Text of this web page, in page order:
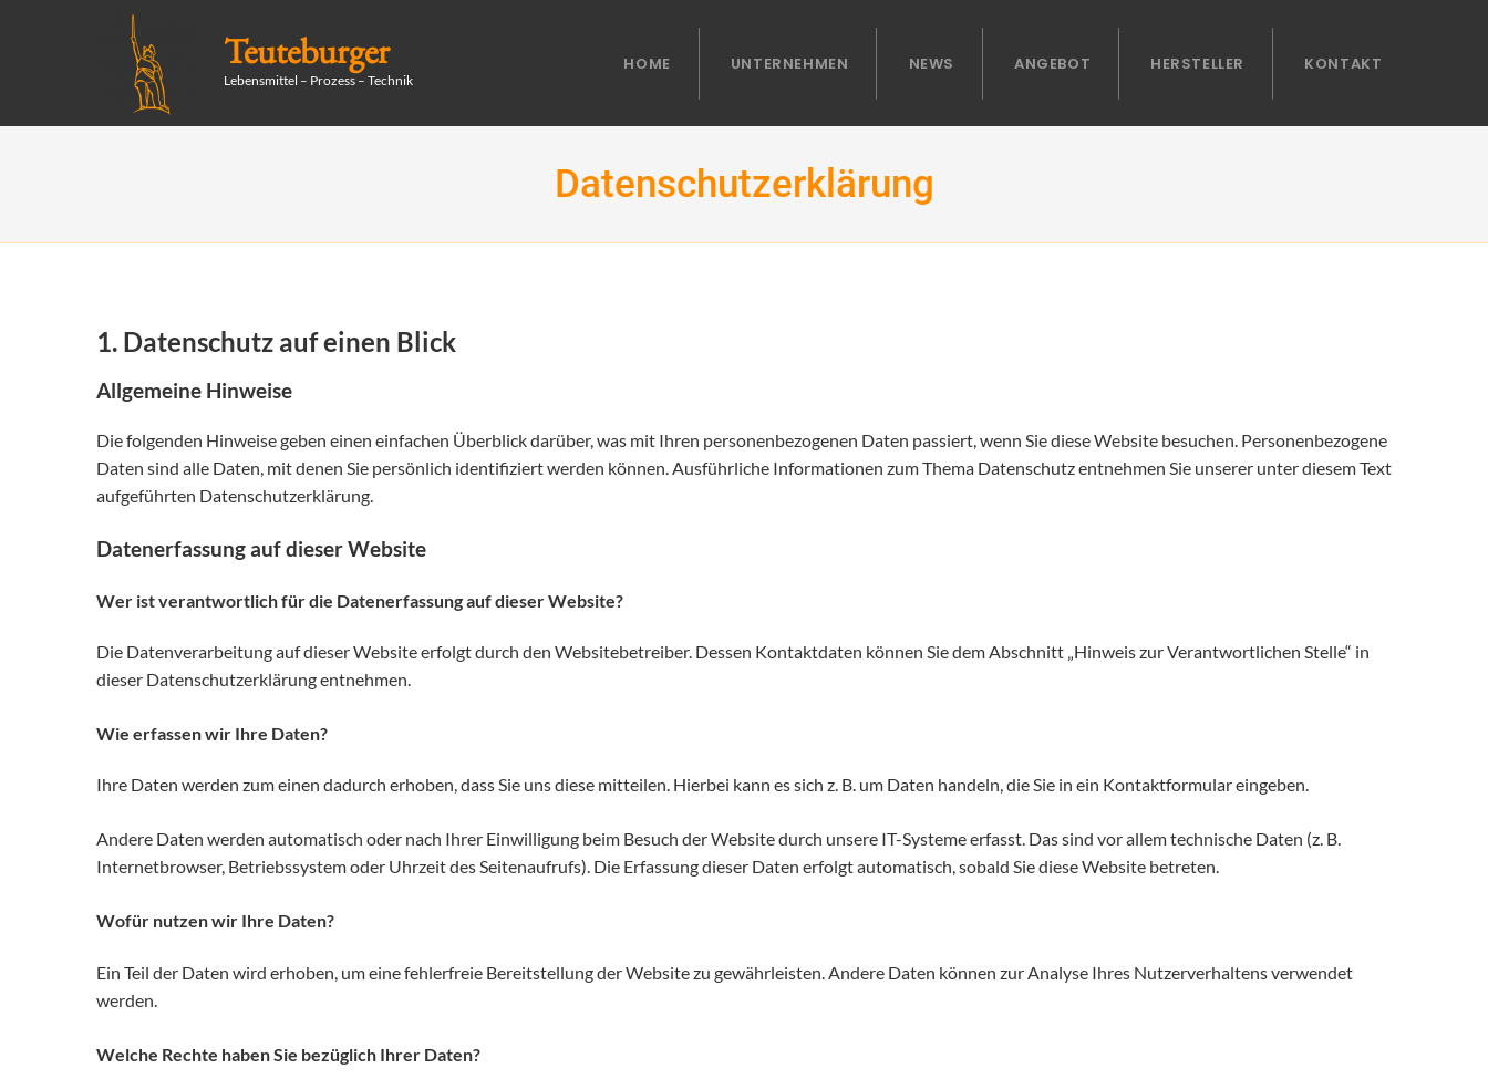
Teuteburger
Lebensmittel – Prozess – Technik
HOME UNTERNEHMEN NEWS ANGEBOT HERSTELLER KONTAKT
Datenschutzerklärung
1. Datenschutz auf einen Blick
Allgemeine Hinweise
Die folgenden Hinweise geben einen einfachen Überblick darüber, was mit Ihren personenbezogenen Daten passiert, wenn Sie diese Website besuchen. Personenbezogene
Daten sind alle Daten, mit denen Sie persönlich identifiziert werden können. Ausführliche Informationen zum Thema Datenschutz entnehmen Sie unserer unter diesem Text
aufgeführten Datenschutzerklärung.
Datenerfassung auf dieser Website
Wer ist verantwortlich für die Datenerfassung auf dieser Website?
Die Datenverarbeitung auf dieser Website erfolgt durch den Websitebetreiber. Dessen Kontaktdaten können Sie dem Abschnitt „Hinweis zur Verantwortlichen Stelle“ in
dieser Datenschutzerklärung entnehmen.
Wie erfassen wir Ihre Daten?
Ihre Daten werden zum einen dadurch erhoben, dass Sie uns diese mitteilen. Hierbei kann es sich z. B. um Daten handeln, die Sie in ein Kontaktformular eingeben.
Andere Daten werden automatisch oder nach Ihrer Einwilligung beim Besuch der Website durch unsere IT-Systeme erfasst. Das sind vor allem technische Daten (z. B.
Internetbrowser, Betriebssystem oder Uhrzeit des Seitenaufrufs). Die Erfassung dieser Daten erfolgt automatisch, sobald Sie diese Website betreten.
Wofür nutzen wir Ihre Daten?
Ein Teil der Daten wird erhoben, um eine fehlerfreie Bereitstellung der Website zu gewährleisten. Andere Daten können zur Analyse Ihres Nutzerverhaltens verwendet
werden.
Welche Rechte haben Sie bezüglich Ihrer Daten?